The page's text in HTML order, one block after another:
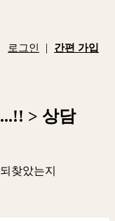
로그인 | 간편 가입
...!! > 상담
되 찾았는지